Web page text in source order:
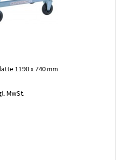
1190 x 740 mm
MwSt.